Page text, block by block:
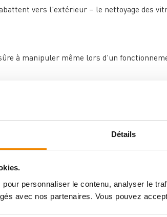
Détails
personnaliser le contenu, analyser le
avec nos partenaires. Vous pouvez
vers l'extérieur – le nettoyage des
à manipuler même lors d'un
l'espace
occupe un minimum de place au sol,
de 100 m³
dans les maisons bien isolées. Les
en font la solution parfaite pour les